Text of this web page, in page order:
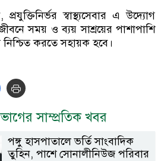
স্বাস্থ্যসেবার এ উদ্যোগ
সময় ও ব্যয় সাশ্রয়ের পাশাপাশি
নিশ্চিত করতে সহায়ক হবে।
সাম্প্রতিক খবর
পঙ্গু হাসপাতালে ভর্তি সাংবাদিক
তুহিন, পাশে সোনালীনিউজ পরিবার